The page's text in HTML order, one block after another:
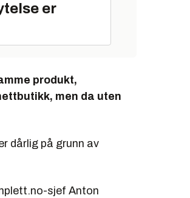
er
produkt,
men da uten
dårlig på grunn av
sjef Anton